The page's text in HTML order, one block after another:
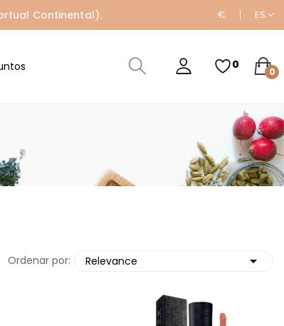
Continental). € ES
0
0
Ordenar por: Relevance 